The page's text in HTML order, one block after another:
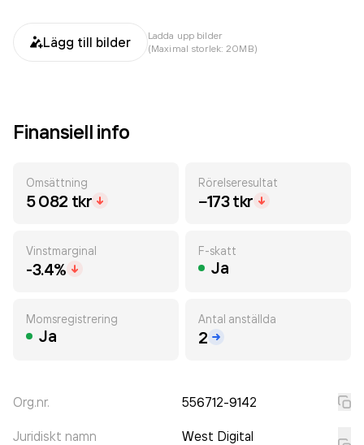
Lägg till bilder
Ladda upp bilder
(Maximal storlek: 20MB)
Finansiell info
Omsättning
5 082 tkr
Rörelseresultat
−173 tkr
Vinstmarginal
-3.4%
F-skatt
Ja
Momsregistrering
Ja
Antal anställda
2
Org.nr. 556712-9142
Juridiskt namn
West Digital